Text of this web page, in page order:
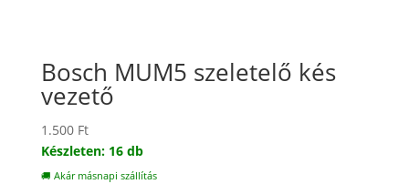
Bosch MUM5 szeletelő kés
vezető
1.500 Ft
Készleten: 16 db
🚚 Akár másnapi szállítás